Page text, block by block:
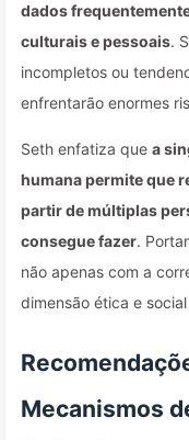
dados
culturais e pessoais.
incompletos ou
enfrentarão enormes
Seth enfatiza que a
humana permite que
partir de múltiplas
consegue fazer.
não apenas com a
dimensão ética e
Mecanismos